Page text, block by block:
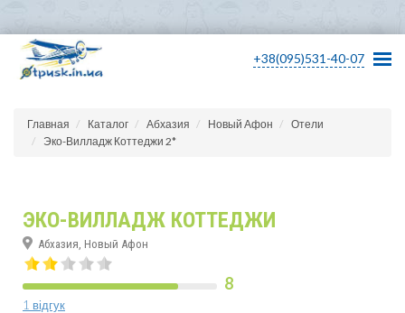
+38(095)531-40-07
Главная Каталог Абхазия Новый Афон
Отели
Эко-Вилладж Коттеджи 2*
ЭКО-ВИЛЛАДЖ КОТТЕДЖИ
Абхазия, Новый Афон
8
1 відгук